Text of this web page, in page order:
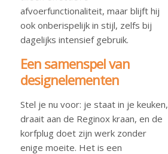
afvoerfunctionaliteit, maar blijft hij
ook onberispelijk in stijl, zelfs bij
dagelijks intensief gebruik.
Een samenspel van
designelementen
Stel je nu voor: je staat in je keuken,
draait aan de Reginox kraan, en de
korfplug doet zijn werk zonder
enige moeite. Het is een